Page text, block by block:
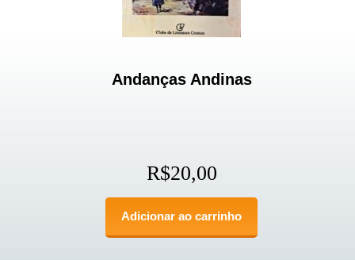
Andanças Andinas
R$20,00
Adicionar ao carrinho